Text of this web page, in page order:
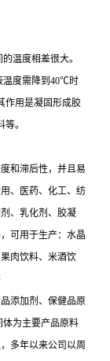
温度相差很大。
温度需降到40℃时
作用是凝固形成胶
。
和滞后性，并且易
、医药、化工、纺
、乳化剂、胶凝
可用于生产：水晶
肉饮料、米酒饮
添加剂、保健品原
为主要产品原料
多年以来公司以周